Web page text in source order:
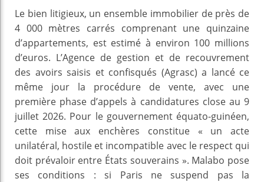
Le bien litigieux, un ensemble immobilier de près de
4 000 mètres carrés comprenant une quinzaine
d’appartements, est estimé à environ 100 millions
d’euros. L’Agence de gestion et de recouvrement
des avoirs saisis et confisqués (Agrasc) a lancé ce
même jour la procédure de vente, avec une
première phase d’appels à candidatures close au 9
juillet 2026. Pour le gouvernement équato-guinéen,
cette mise aux enchères constitue « un acte
unilatéral, hostile et incompatible avec le respect qui
doit prévaloir entre États souverains ». Malabo pose
ses conditions : si Paris ne suspend pas la